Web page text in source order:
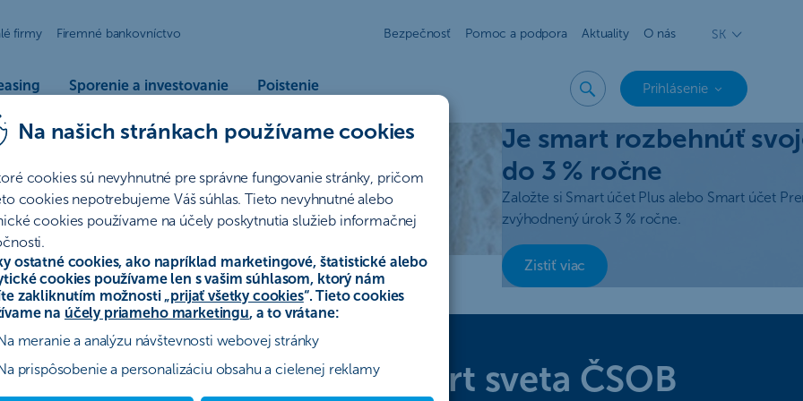
Na našich stránkach používame cookies
cookies sú nevyhnutné pre správne fungovanie stránky, pričom
cookies nepotrebujeme Váš súhlas. Tieto nevyhnutné alebo
cookies používame na účely poskytnutia služieb informačnej
ostatné cookies, ako napríklad marketingové, štatistické alebo
cookies používame len s vašim súhlasom, ktorý nám
zakliknutím možnosti „prijať všetky cookies“. Tieto cookies
na účely priameho marketingu, a to vrátane:
meranie a analýzu návštevnosti webovej stránky
prispôsobenie a personalizáciu obsahu a cielenej reklamy
Sporenie a investovanie Poistenie
firmy Firemné bankovníctvo Bezpečnosť Pomoc a podpora Aktuality O nás SK
Prihlásenie
peniaze len tak ležať
zarábať a letný oddych dopriať sebe. Vyberte si z investičných riešení v
Je smart rozbehnúť
do 3 % ročne
Založte si Smart účet Plus alebo Smart účet
zvýhodnený úrok 3 % ročne.
Zistiť viac
seba a vstúpte do smart sveta ČSOB